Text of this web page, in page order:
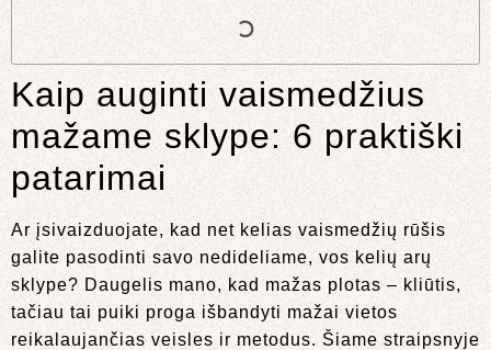
Kaip auginti vaismedžius
mažame sklype: 6 praktiški
patarimai
Ar įsivaizduojate, kad net kelias vaismedžių rūšis
galite pasodinti savo nedideliame, vos kelių arų
sklype? Daugelis mano, kad mažas plotas – kliūtis,
tačiau tai puiki proga išbandyti mažai vietos
reikalaujančias veisles ir metodus. Šiame straipsnyje